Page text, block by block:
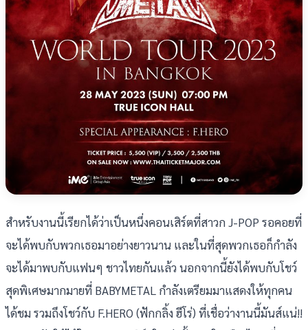
สำหรับงานนี้เรียกได้ว่าเป็นหนึ่งคอนเสิร์ตที่สาวก J-POP รอคอยที่
จะได้พบกับพวกเธอมาอย่างยาวนาน และในที่สุดพวกเธอก็กำลัง
จะได้มาพบกับแฟนๆ ชาวไทยกันแล้ว นอกจากนี้ยังได้พบกับโชว์
สุดพิเศษมากมายที่ BABYMETAL กำลังเตรียมมาแสดงให้ทุกคน
ได้ชม รวมถึงโชว์กับ F.HERO (ฟักกลิ้ง ฮีโร่) ที่เชื่อว่างานนี้มันส์แน่!!